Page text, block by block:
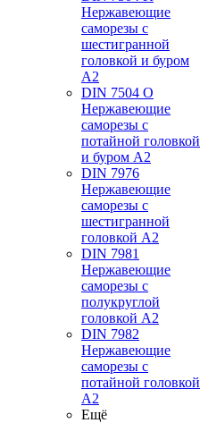
Нержавеющие
саморезы с
шестигранной
головкой и буром
А2
DIN 7504 O
Нержавеющие
саморезы с
потайной головкой
и буром А2
DIN 7976
Нержавеющие
саморезы с
шестигранной
головкой А2
DIN 7981
Нержавеющие
саморезы с
полукруглой
головкой А2
DIN 7982
Нержавеющие
саморезы с
потайной головкой
А2
Ещё